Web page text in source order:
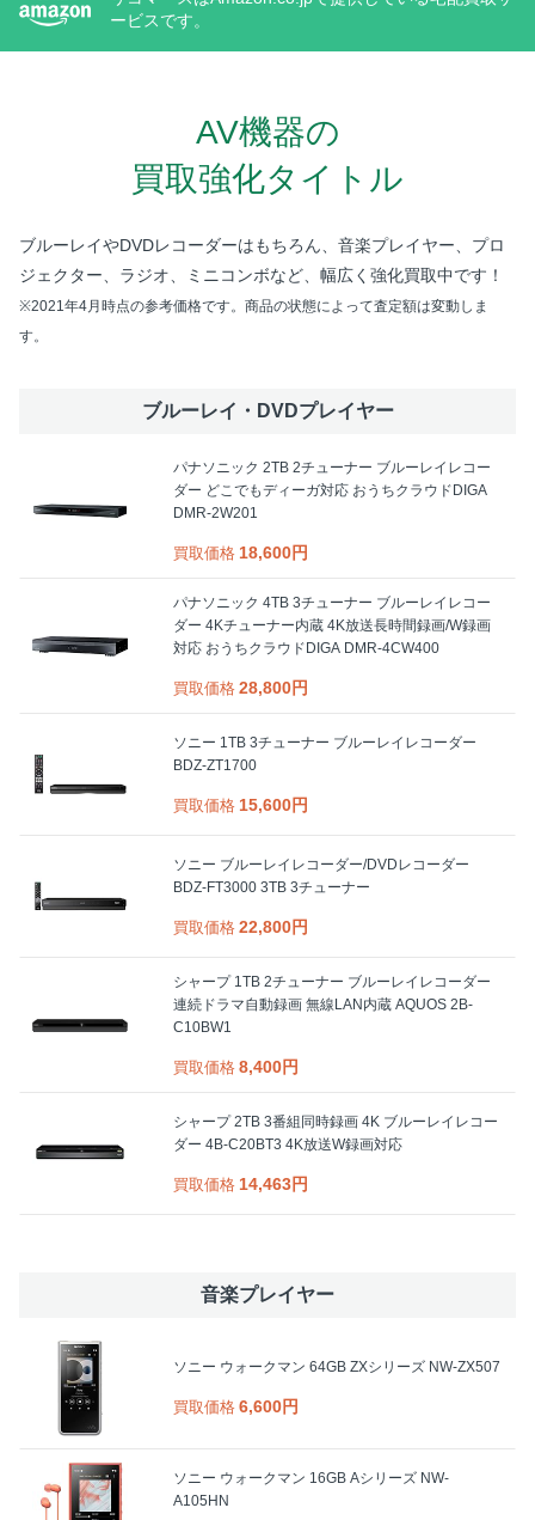
ービスです。
AV機器の
買取強化タイトル
ブルーレイやDVDレコーダーはもちろん、 音楽プレイヤー、プロ
ジェクター、ラジオ、ミニコンボなど、幅広く強化買取中です！
※2021年4月時点の参考価格です。商品の状態によって査定額は変動しま
す。
ブルーレイ・DVDプレイヤー
パナソニック 2TB 2チューナー ブルーレイレコー
ダー どこでもディーガ対応 おうちクラウドDIGA
DMR-2W201
買取価格 18,600円
パナソニック 4TB 3チューナー ブルーレイレコー
ダー 4Kチューナー内蔵 4K放送長時間録画/W録画
対応 おうちクラウドDIGA DMR-4CW400
買取価格 28,800円
ソニー 1TB 3チューナー ブルーレイレコーダー
BDZ-ZT1700
買取価格 15,600円
ソニー ブルーレイレコーダー/DVDレコーダー
BDZ-FT3000 3TB 3チューナー
買取価格 22,800円
シャープ 1TB 2チューナー ブルーレイレコーダー
連続ドラマ自動録画 無線LAN内蔵 AQUOS 2B-
C10BW1
買取価格 8,400円
シャープ 2TB 3番組同時録画 4K ブルーレイレコー
ダー 4B-C20BT3 4K放送W録画対応
買取価格 14,463円
音楽プレイヤー
ソニー ウォークマン 64GB ZXシリーズ NW-ZX507
買取価格 6,600円
ソニー ウォークマン 16GB Aシリーズ NW-
A105HN